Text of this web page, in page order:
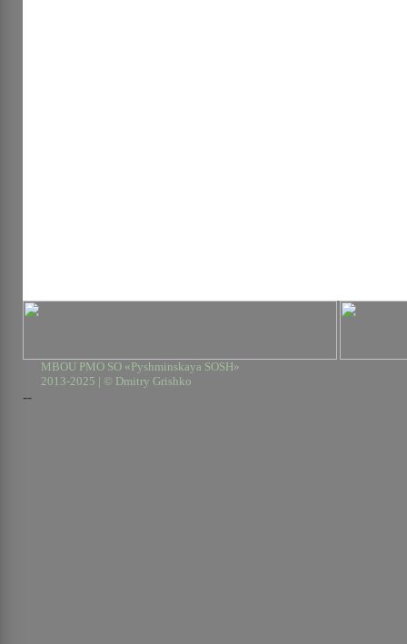
MBOU PMO SO «Pyshminskaya SOSH»
2013-2025 | © Dmitry Grishko
--